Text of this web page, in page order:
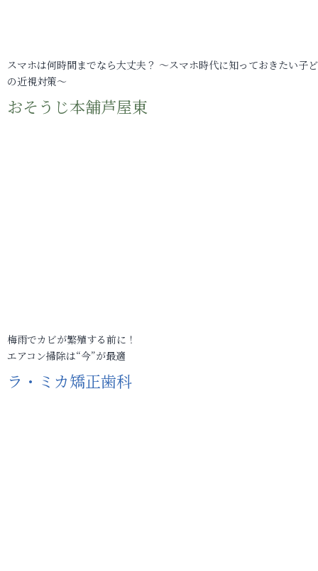
スマホは何時間までなら大丈夫？ ～スマホ時代に知っておきたい子
の近視対策～
おそうじ本舗芦屋東
梅雨でカビが繁殖する前に！
エアコン掃除は“今”が最適
ラ・ミカ矯正歯科